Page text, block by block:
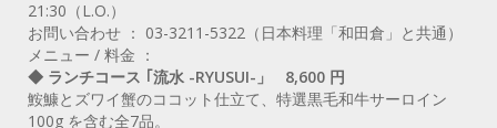
21:30（L.O.）
お問い合わせ ： 03-3211-5322（日本料理「和田倉」と共通）
メニュー / 料金 ：
◆ ランチコース ｢流水 -RYUSUI-」 8,600 円
鮟鱇とズワイ蟹のココット仕立て、特選黒毛和牛サーロイン
100g を含む全7品。